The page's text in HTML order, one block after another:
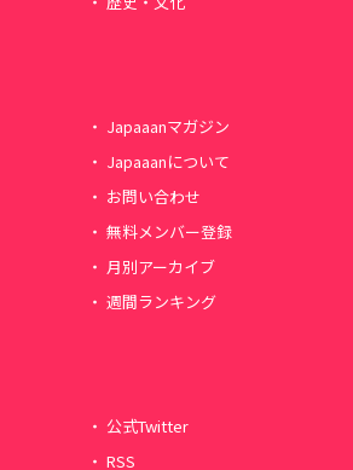
Japaaanマガジン
Japaaanについて
お問い合わせ
無料メンバー登録
月別アーカイブ
週間ランキング
公式Twitter
RSS